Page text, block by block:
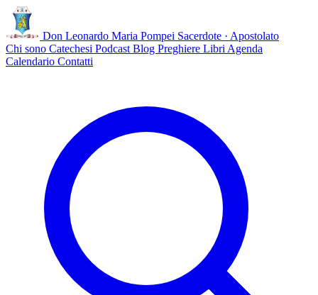
Don Leonardo Maria Pompei Sacerdote · Apostolato
Chi sono Catechesi Podcast Blog Preghiere Libri Agenda
Calendario Contatti